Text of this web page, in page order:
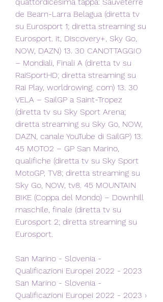
de Bearn-Larra Belagua (diretta tv
su Eurosport 1; diretta streaming su
Eurosport. it, Discovery+, Sky Go,
NOW, DAZN) 13. 30 CANOTTAGGIO
– Mondiali, Finali A (diretta tv su
RaiSportHD; diretta streaming su
Rai Play, worldrowing. com) 13. 30
VELA – SailGP a Saint-Tropez
(diretta tv su Sky Sport Arena;
diretta streaming su Sky Go, NOW,
DAZN, canale YouTube di SailGP) 13.
45 MOTO2 – GP San Marino,
qualifiche (diretta tv su Sky Sport
MotoGP, TV8; diretta streaming su
Sky Go, NOW, tv8. 45 MOUNTAIN
BIKE (Coppa del Mondo) – Downhill
maschile, finale (diretta tv su
Eurosport 2; diretta streaming su
Eurosport.
San Marino - Slovenia -
Qualificazioni Europei 2022 - 2023
San Marino - Slovenia -
Qualificazioni Europei 2022 - 2023 ›